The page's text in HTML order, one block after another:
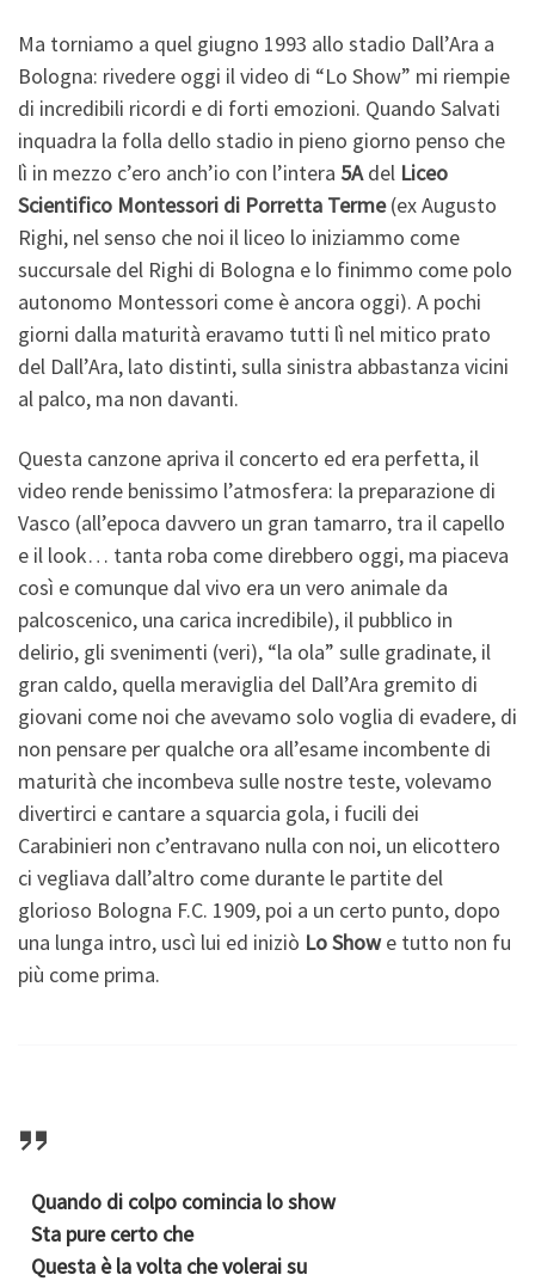
Ma torniamo a quel giugno 1993 allo stadio Dall’Ara a
Bologna: rivedere oggi il video di “Lo Show” mi riempie
di incredibili ricordi e di forti emozioni. Quando Salvati
inquadra la folla dello stadio in pieno giorno penso che
lì in mezzo c’ero anch’io con l’intera 5Adel Liceo
Scientifico Montessori di Porretta Terme(ex Augusto
Righi, nel senso che noi il liceo lo iniziammo come
succursale del Righi di Bologna e lo finimmo come polo
autonomo Montessori come è ancora oggi). A pochi
giorni dalla maturità eravamo tutti lì nel mitico prato
del Dall’Ara, lato distinti, sulla sinistra abbastanza vicini
al palco, ma non davanti.
Questa canzone apriva il concerto ed era perfetta, il
video rende benissimo l’atmosfera: la preparazione di
Vasco (all’epoca davvero un gran tamarro, tra il capello
e il look… tanta roba come direbbero oggi, ma piaceva
così e comunque dal vivo era un vero animale da
palcoscenico, una carica incredibile), il pubblico in
delirio, gli svenimenti (veri), “la ola” sulle gradinate, il
gran caldo, quella meraviglia del Dall’Ara gremito di
giovani come noi che avevamo solo voglia di evadere, di
non pensare per qualche ora all’esame incombente di
maturità che incombeva sulle nostre teste, volevamo
divertirci e cantare a squarcia gola, i fucili dei
Carabinieri non c’entravano nulla con noi, un elicottero
ci vegliava dall’altro come durante le partite del
glorioso Bologna F.C. 1909, poi a un certo punto, dopo
una lunga intro, uscì lui ed iniziò Lo Showe tutto non fu
più come prima.
Quando di colpo comincia lo show
Sta pure certo che
Questa è la volta che volerai su